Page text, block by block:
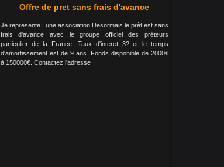
Offre de pret sans frais d'avance
Je represente : une association Desormais le prêt est sans
frais d'avance avec le groupe officiel des prêteurs
particulier de la France. Taux d'interet 3? et le temps
d'amortissement est de 9 ans. Fonds disponible de 2000€
à 150000€. Contactez l'adresse